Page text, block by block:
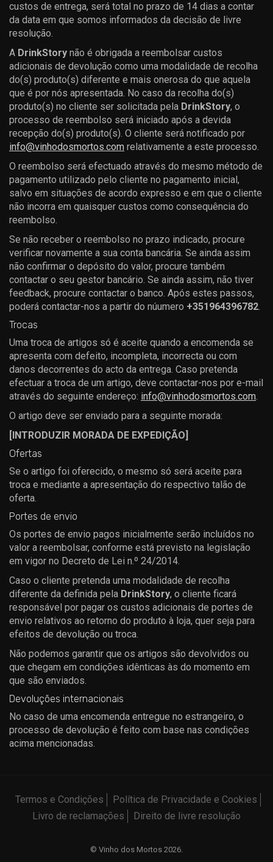
custos de entrega, será total no prazo de 14 dias a contar
da data em que somos informados da decisão de livre
resolução.
A DrinkStory não é obrigada a reembolsar custos
adicionais de devolução como uma modalidade de recolha
do(s) produto(s) diferente e mais onerosa do que aquela
que é por nós apresentada. No caso da recolha do(s)
produto(s) no cliente ser solicitada pela DrinkStory, o
processo de reembolso será iniciado após a devida
recepção do(s) produto(s). O cliente será notificado por
info@vinhodosmortos.com relativamente a este processo.
O reembolso será efectuado através do mesmo método de
pagamento utilizado pelo cliente no pagamento inicial,
salvo em situações de acordo expresso e em que o cliente
não incorra em quaisquer custos como consequência do
reembolso.
Se não receber o reembolso no prazo indicado, procure
verificar novamente a sua conta bancária. Se ainda assim
não confirmar o depósito do valor, procure também
contactar o seu gestor bancário. Se ainda assim, não tiver
feedback, procure contactar o banco. Após estes passos,
poderá contactar-nos a partir do núumero +351964396782.
Trocas
Uma troca de artigos só é aceite quando a encomenda se
apresenta com defeito, incompleta, incorrecta ou com
danos decorrentes do acto da entrega. Caso pretenda
efectuar a troca de um artigo, deve contactar-nos por e-mail
através do seguinte endereço: info@vinhodosmortos.com.
O artigo deve ser enviado para a seguinte morada:
[INTRODUZIR MORADA DE EXPEDIÇÃO]
Ofertas
Se o artigo foi oferecido, o mesmo só será aceite para
troca e mediante a apresentação do respectivo talão de
oferta.
Portes de envio
Os portes de envio pagos inicialmente serão incluídos no
valor a reembolsar, conforme está previsto na legislação
em vigor no Decreto de Lei n.º 24/2014.
Caso o cliente pretenda uma modalidade de recolha
diferente da definida pela DrinkStory, o cliente ficará
responsável por pagar os custos adicionais de portes de
envio relativos ao retorno do produto à loja, quer seja para
efeitos de devolução ou troca.
Não podemos garantir que os artigos são devolvidos ou
que chegam em condições idênticas às do momento em
que são enviados.
Devoluções internacionais
No caso de uma encomenda entregue no estrangeiro, o
processo de devolução é feito com base nas condições
acima mencionadas.
Termos e Condições
Política de Privacidade e Cookies
Livro de reclamações
Direito de livre resolução
© Vinho dos Mortos 2026.